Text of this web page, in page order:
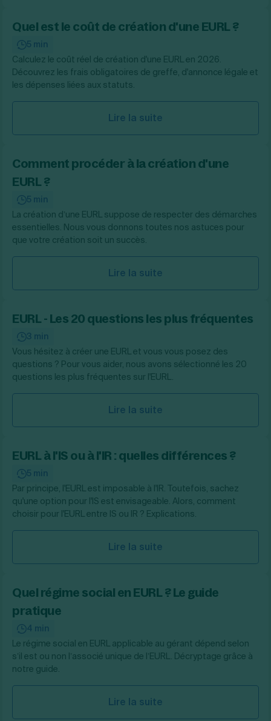
Quel est le coût de création d'une EURL ?
5 min
Calculez le coût réel de création d'une EURL en 2026.
Découvrez les frais obligatoires de greffe, d'annonce légale et
les dépenses liées aux statuts.
Lire la suite
Comment procéder à la création d'une
EURL ?
5 min
La création d’une EURL suppose de respecter des démarches
essentielles. Nous vous donnons toutes nos astuces pour
que votre création soit un succès.
Lire la suite
EURL - Les 20 questions les plus fréquentes
3 min
Vous hésitez à créer une EURL et vous vous posez des
questions ? Pour vous aider, nous avons sélectionné les 20
questions les plus fréquentes sur l'EURL.
Lire la suite
EURL à l'IS ou à l'IR : quelles différences ?
5 min
Par principe, l'EURL est imposable à l'IR. Toutefois, sachez
qu'une option pour l'IS est envisageable. Alors, comment
choisir pour l'EURL entre IS ou IR ? Explications.
Lire la suite
Quel régime social en EURL ? Le guide
pratique
4 min
Le régime social en EURL applicable au gérant dépend selon
s’il est ou non l’associé unique de l’EURL. Décryptage grâce à
notre guide.
Lire la suite